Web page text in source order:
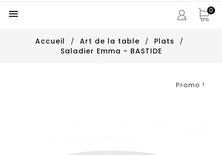
 0
Accueil Art de la table
Plats
Saladier Emma - BASTIDE
Promo !